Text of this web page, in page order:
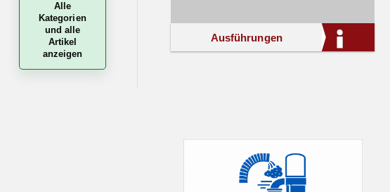
Alle
Kategorien
und alle
Artikel
anzeigen
Ausführungen